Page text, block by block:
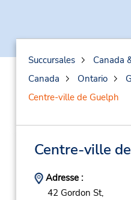
Succursales
Canada
Canada
Ontario
Centre-ville de Guelph
Centre-ville
Adresse :
42 Gordon St,